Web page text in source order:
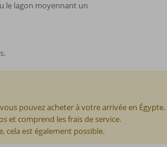
le lagon moyennant un
pouvez acheter à votre arrivée en
et comprend les frais de service.
cela est également possible.